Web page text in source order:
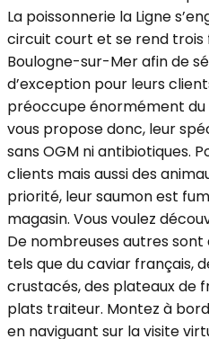
La poissonnerie la Ligne
circuit court et se rend trois
Boulogne-sur-Mer afin de
d’exception pour leurs
préoccupe énormément
vous propose donc, leur
sans OGM ni antibiotiques.
clients mais aussi des
priorité, leur saumon est
magasin. Vous voulez
De nombreuses autres
tels que du caviar français,
crustacés, des plateaux de
plats traiteur. Montez à
en naviguant sur la visite